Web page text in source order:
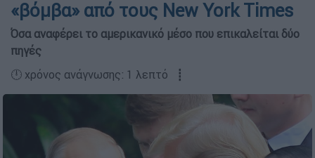
«βόμβα» από τους New York Times
Όσα αναφέρει το αμερικανικό μέσο που επικαλείται δύο
πηγές
🕛 χρόνος ανάγνωσης: 1 λεπτό ┋